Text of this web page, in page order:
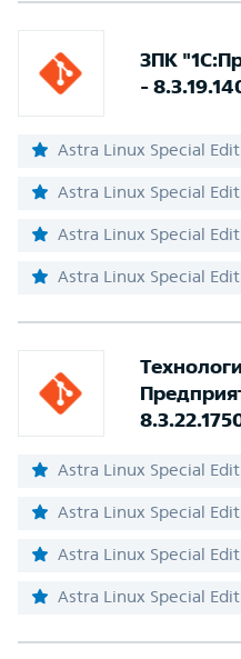
ЗПК
-
Astra Linux Special
Astra Linux Special
Astra Linux Special
Astra Linux Special
Astra Linux Special
Astra Linux Special
Astra Linux Special
Astra Linux Special